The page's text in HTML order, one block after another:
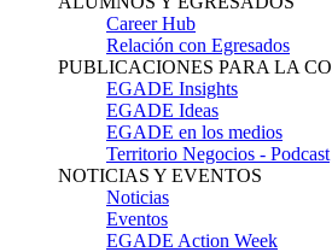
Career Hub
Relación con Egresados
PUBLICACIONES PARA LA
EGADE Insights
EGADE Ideas
EGADE en los medios
Territorio Negocios - Podcast
NOTICIAS Y EVENTOS
Noticias
Eventos
EGADE Action Week